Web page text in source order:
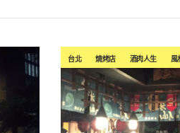
台北 燒烤店 酒肉人生 風